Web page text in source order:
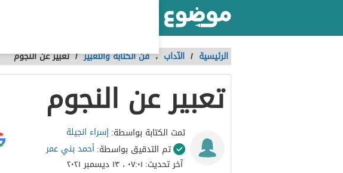
الرئيسية / الآداب ،فن الكتابة والتعبير /تعبير عن النجوم
تعبير عن النجوم
تمت الكتابة بواسطة:إسراء انجيلة
تم التدقيق بواسطة:أحمد بني عمر
آخر تحديث: ٠٧:٠١ ، ١٣ ديسمبر ٢٠٢١